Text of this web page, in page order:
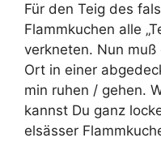
Für den Teig des
Flammkuchen alle
verkneten. Nun
Ort in einer
min ruhen / gehen.
kannst Du ganz
elsässer